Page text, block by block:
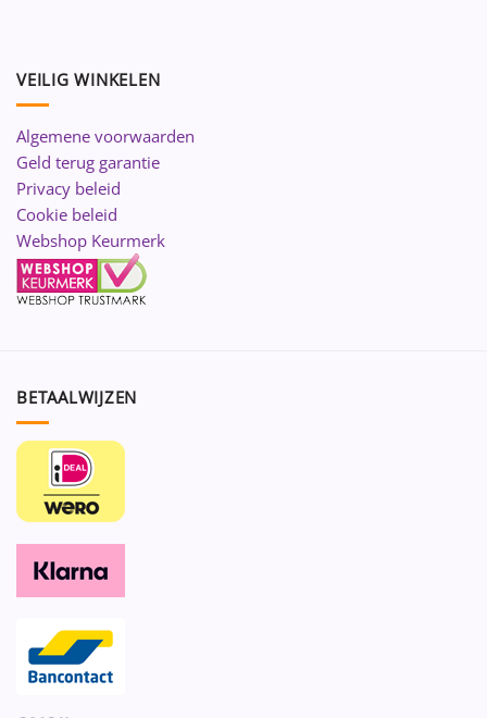
VEILIG WINKELEN
Algemene voorwaarden
Geld terug garantie
Privacy beleid
Cookie beleid
Webshop Keurmerk
BETAALWIJZEN